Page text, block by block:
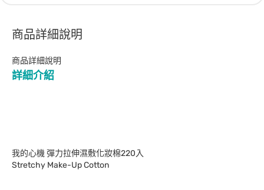
商品詳細說明
商品詳細說明
詳細介紹
我的心機 彈力拉伸濕敷化妝棉220入
Stretchy Make-Up Cotton